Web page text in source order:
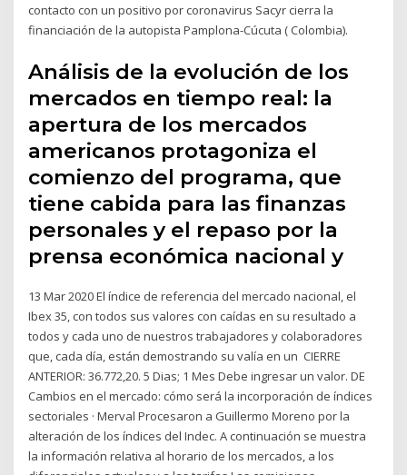
contacto con un positivo por coronavirus Sacyr cierra la
financiación de la autopista Pamplona-Cúcuta ( Colombia).
Análisis de la evolución de los
mercados en tiempo real: la
apertura de los mercados
americanos protagoniza el
comienzo del programa, que
tiene cabida para las finanzas
personales y el repaso por la
prensa económica nacional y
13 Mar 2020 El índice de referencia del mercado nacional, el
Ibex 35, con todos sus valores con caídas en su resultado a
todos y cada uno de nuestros trabajadores y colaboradores
que, cada día, están demostrando su valía en un CIERRE
ANTERIOR: 36.772,20. 5 Dias; 1 Mes Debe ingresar un valor. DE
Cambios en el mercado: cómo será la incorporación de índices
sectoriales · Merval Procesaron a Guillermo Moreno por la
alteración de los índices del Indec. A continuación se muestra
la información relativa al horario de los mercados, a los